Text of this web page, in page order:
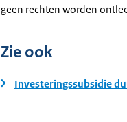
geen rechten worden
Zie ook
Investeringssubsidie